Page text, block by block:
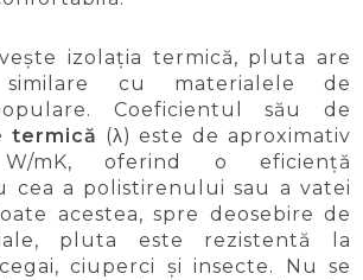
izolația termică, pluta are
similare cu materialele de
Coeficientul său de
termică (λ) este de aproximativ
W/mK, oferind o eficiență
cea a polistirenului sau a vatei
acestea, spre deosebire de
pluta este rezistentă la
ciuperci și insecte. Nu se